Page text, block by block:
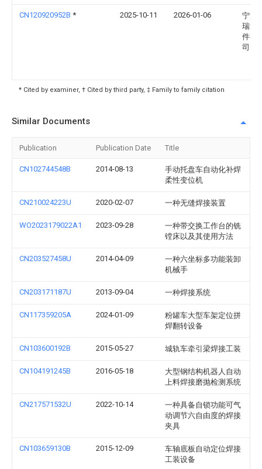
CN120920952B * 2025-10-11 2026-01-06
宁波
瑞汽
件有
司
* Cited by examiner, † Cited by third party, ‡ Family to family citation
Similar Documents
Publication Publication Date Title
CN102744548B 2014-08-13
手动托盘车自动化补焊
柔性变位机
CN210024223U 2020-02-07 一种无缝焊接装置
WO2023179022A1 2023-09-28
一种带交换工作台的铣
镗床以及其使用方法
CN203527458U 2014-04-09
一种六坐标多功能装卸
机械手
CN203171187U 2013-09-04 一种焊接系统
CN117359205A 2024-01-09
粉罐车大型车架定位拼
焊翻转设备
CN103600192B 2015-05-27 城轨车牵引梁焊接工装
CN104191245B 2016-05-18
大型钢结构机器人自动
上料焊接磨抛检测系统
CN217571532U 2022-10-14
一种具备自锁功能可气
动调节六自由度的焊接
夹具
CN103659130B 2015-12-09
车轴底板自动定位焊接
工装设备